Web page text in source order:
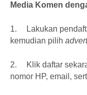
Media Komen
1. Lakukan
kemudian pilih
2.
Klik daftar
nomor HP, email,